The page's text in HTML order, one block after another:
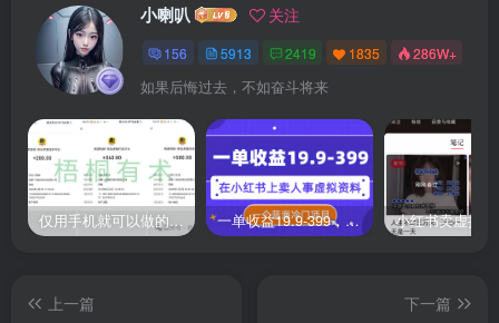
小喇叭 关注
156 5913 2419 1835 286W+
如果后悔过去，不如奋斗将来
仅用手机就可以做的小项目，当天就能见钱，每天100-300 一单收益19.9-399，一个蓝海冷门项目，在小红书上卖人事虚拟资料
上一篇
下一篇